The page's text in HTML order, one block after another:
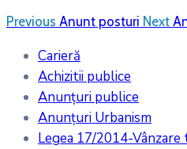
Previous Anunt posturi Next
Carieră
Achizitii publice
Anunțuri publice
Anunțuri Urbanism
Legea 17/2014-